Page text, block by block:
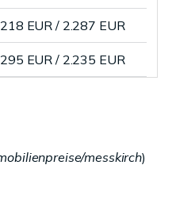
EUR / 2.287 EUR
EUR / 2.235 EUR
messkirch)